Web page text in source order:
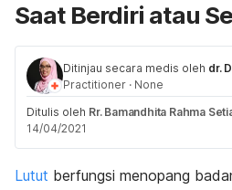
Saat Berdiri atau
Ditinjau secara medis oleh dr.
Practitioner · None
Ditulis oleh Rr. Bamandhita Rahma
14/04/2021
Lutut berfungsi menopang